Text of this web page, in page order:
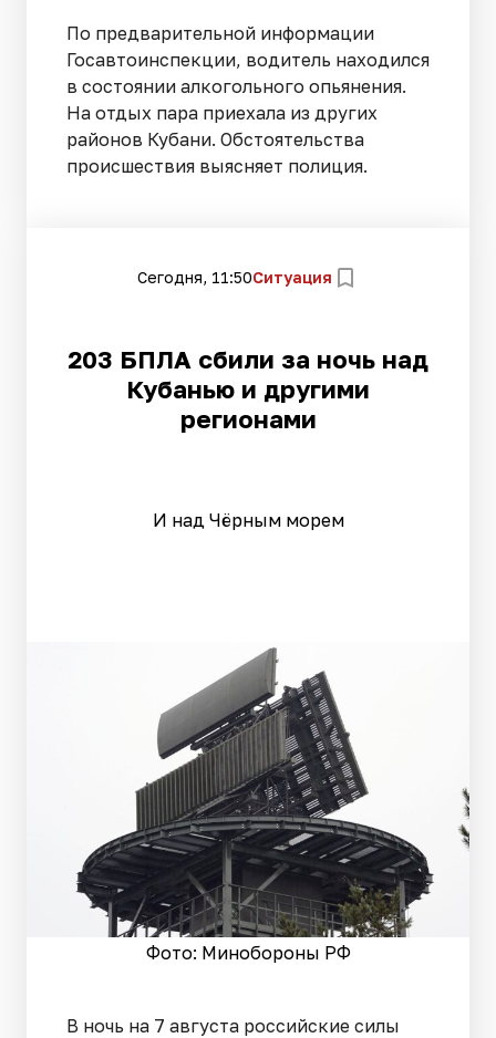
По предварительной информации
Госавтоинспекции, водитель находился
в состоянии алкогольного опьянения.
На отдых пара приехала из других
районов Кубани. Обстоятельства
происшествия выясняет полиция.
Сегодня, 11:50Ситуация
203 БПЛА сбили за ночь над
Кубанью и другими
регионами
И над Чёрным морем
Фото: Минобороны РФ
В ночь на 7 августа российские силы